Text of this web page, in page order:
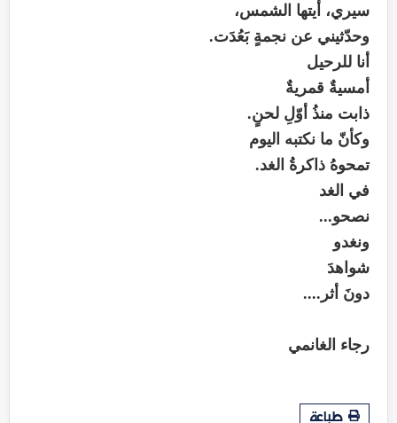
سيري، أيتها الشمس،
وحدّثيني عن نجمةٍ بَعُدَت.
أنا للرحيل
أمسيةٌ قمريةٌ
ذابت منذُ أوّلِ لحنٍ.
وكأنّ ما نكتبه اليوم
تمحوهُ ذاكرةُ الغد.
في الغد
نصحو...
ونغدو
شواهدَ
دونَ أثر....
رجاء الغانمي
طباعة